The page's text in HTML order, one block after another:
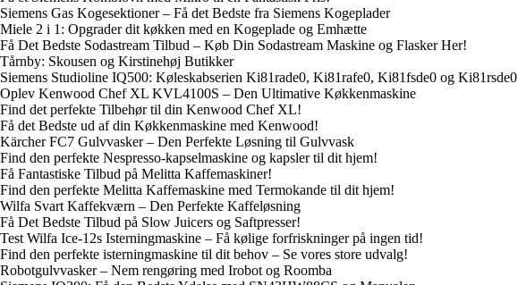
Siemens Gas Kogesektioner – Få det Bedste fra Siemens Kogeplader
Miele 2 i 1: Opgrader dit køkken med en Kogeplade og Emhætte
Få Det Bedste Sodastream Tilbud – Køb Din Sodastream Maskine og Flasker Her!
Tårnby: Skousen og Kirstinehøj Butikker
Siemens Studioline IQ500: Køleskabserien Ki81rade0, Ki81rafe0, Ki81fsde0 og Ki81rsde0
Oplev Kenwood Chef XL KVL4100S – Den Ultimative Køkkenmaskine
Find det perfekte Tilbehør til din Kenwood Chef XL!
Få det Bedste ud af din Køkkenmaskine med Kenwood!
Kärcher FC7 Gulvvasker – Den Perfekte Løsning til Gulvvask
Find den perfekte Nespresso-kapselmaskine og kapsler til dit hjem!
Få Fantastiske Tilbud på Melitta Kaffemaskiner!
Find den perfekte Melitta Kaffemaskine med Termokande til dit hjem!
Wilfa Svart Kaffekværn – Den Perfekte Kaffeløsning
Få Det Bedste Tilbud på Slow Juicers og Saftpresser!
Test Wilfa Ice-12s Isterningmaskine – Få kølige forfriskninger på ingen tid!
Find den perfekte isterningmaskine til dit behov – Se vores store udvalg!
Robotgulvvasker – Nem rengøring med Irobot og Roomba